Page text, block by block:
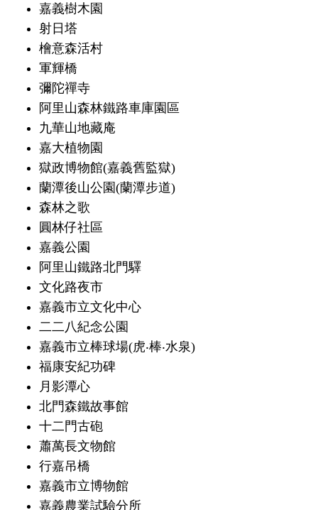
嘉義樹木園
射日塔
檜意森活村
軍輝橋
彌陀禪寺
阿里山森林鐵路車庫園區
九華山地藏庵
嘉大植物園
獄政博物館(嘉義舊監獄)
蘭潭後山公園(蘭潭步道)
森林之歌
圓林仔社區
嘉義公園
阿里山鐵路北門驛
文化路夜市
嘉義市立文化中心
二二八紀念公園
嘉義市立棒球場(虎‧棒‧水泉)
福康安紀功碑
月影潭心
北門森鐵故事館
十二門古砲
蕭萬長文物館
行嘉吊橋
嘉義市立博物館
嘉義農業試驗分所